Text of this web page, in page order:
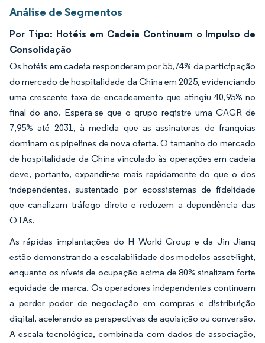
Análise de Segmentos
Por Tipo: Hotéis em Cadeia Continuam o Impulso de
Consolidação
Os hotéis em cadeia responderam por 55,74% da participação
do mercado de hospitalidade da China em 2025, evidenciando
uma crescente taxa de encadeamento que atingiu 40,95% no
final do ano. Espera-se que o grupo registre uma CAGR de
7,95% até 2031, à medida que as assinaturas de franquias
dominam os pipelines de nova oferta. O tamanho do mercado
de hospitalidade da China vinculado às operações em cadeia
deve, portanto, expandir-se mais rapidamente do que o dos
independentes, sustentado por ecossistemas de fidelidade
que canalizam tráfego direto e reduzem a dependência das
OTAs.
As rápidas implantações do H World Group e da Jin Jiang
estão demonstrando a escalabilidade dos modelos asset-light,
enquanto os níveis de ocupação acima de 80% sinalizam forte
equidade de marca. Os operadores independentes continuam
a perder poder de negociação em compras e distribuição
digital, acelerando as perspectivas de aquisição ou conversão.
A escala tecnológica, combinada com dados de associação,